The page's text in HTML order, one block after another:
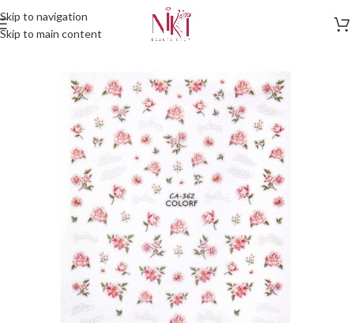
Skip to navigation
Skip to main content